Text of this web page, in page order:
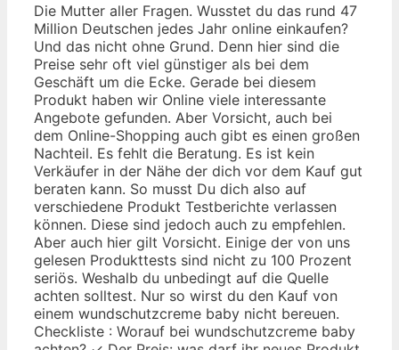
Die Mutter aller Fragen. Wusstet du das rund 47
Million Deutschen jedes Jahr online einkaufen?
Und das nicht ohne Grund. Denn hier sind die
Preise sehr oft viel günstiger als bei dem
Geschäft um die Ecke. Gerade bei diesem
Produkt haben wir Online viele interessante
Angebote gefunden. Aber Vorsicht, auch bei
dem Online-Shopping auch gibt es einen großen
Nachteil. Es fehlt die Beratung. Es ist kein
Verkäufer in der Nähe der dich vor dem Kauf gut
beraten kann. So musst Du dich also auf
verschiedene Produkt Testberichte verlassen
können. Diese sind jedoch auch zu empfehlen.
Aber auch hier gilt Vorsicht. Einige der von uns
gelesen Produkttests sind nicht zu 100 Prozent
seriös. Weshalb du unbedingt auf die Quelle
achten solltest. Nur so wirst du den Kauf von
einem wundschutzcreme baby nicht bereuen.
Checkliste : Worauf bei wundschutzcreme baby